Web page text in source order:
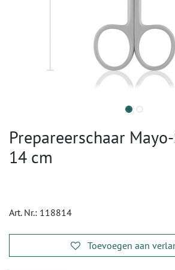
Prepareerschaar
14 cm
Art. Nr.: 118814
Toevoegen aan